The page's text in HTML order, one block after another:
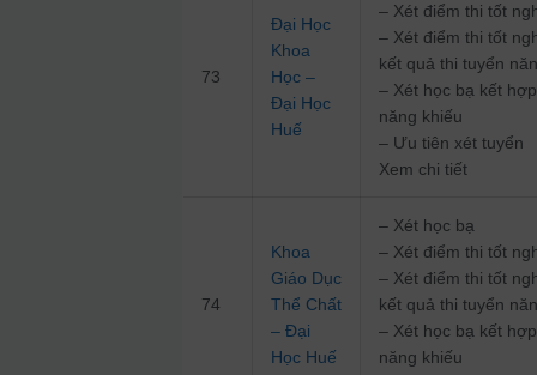
73
Đại Học
Khoa
Học –
Đại Học
Huế
– Xét điểm thi tốt
– Xét điểm thi tốt
kết quả thi tuyển
– Xét học bạ kết
năng khiếu
– Ưu tiên xét tuyển
Xem chi tiết
74
Khoa
Giáo Dục
Thể Chất
– Đại
Học Huế
– Xét học bạ
– Xét điểm thi tốt
– Xét điểm thi tốt
kết quả thi tuyển
– Xét học bạ kết
năng khiếu